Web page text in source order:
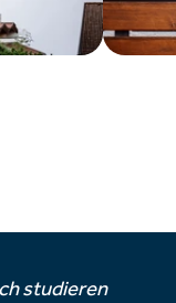
studieren